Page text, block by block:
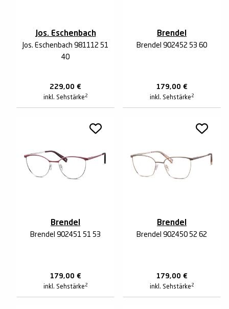
Jos. Eschenbach
Jos. Eschenbach 981112 51
40
229,00 €
inkl. Sehstärke 2
Brendel
Brendel 902452 53 60
179,00 €
inkl. Sehstärke 2
Brendel
Brendel 902451 51 53
179,00 €
inkl. Sehstärke 2
Brendel
Brendel 902450 52 62
179,00 €
inkl. Sehstärke 2